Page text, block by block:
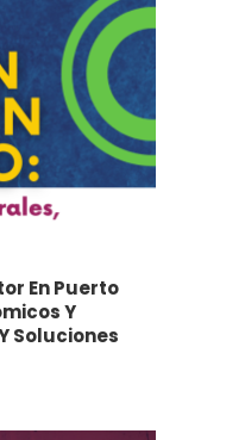
En Puerto
Y
Soluciones